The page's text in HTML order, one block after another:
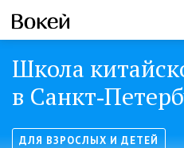
Школа
в
ДЛЯ ВЗРОСЛЫХ И ДЕТЕЙ